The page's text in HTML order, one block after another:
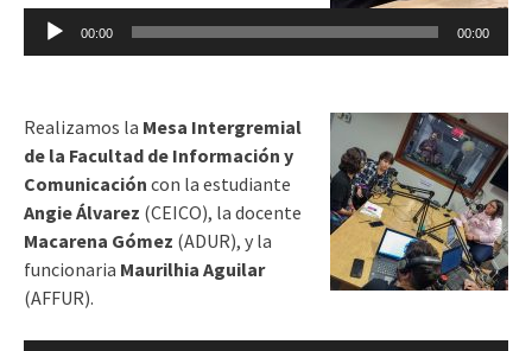
Reproductor
00:00 00:00
Realizamos la Mesa Intergremial
de la Facultad de Información y
Comunicación con la estudiante
Angie Álvarez (CEICO), la docente
Macarena Gómez (ADUR), y la
funcionaria Maurilhia Aguilar
(AFFUR).